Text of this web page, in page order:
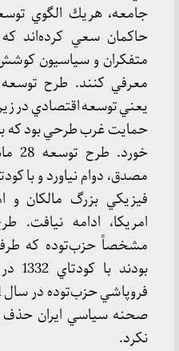
جامعه، هريك الگوي
حاكمان سعي كرده‌اند كه
متفكران و سياسيون
معرفي كنند. طرح
يعني توسعه اقتصادي در
فيزيكي بزرگ مالكان و
امريكا، ادامه
مشخصاً حزب‌توده كه
صحنه سياسي ايران حذف
نكرد.